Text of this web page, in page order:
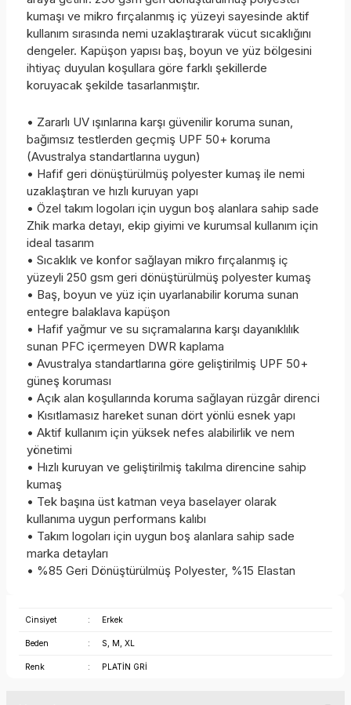
kumaşı ve mikro fırçalanmış iç yüzeyi sayesinde aktif
kullanım sırasında nemi uzaklaştırarak vücut sıcaklığını
dengeler. Kapüşon yapısı baş, boyun ve yüz bölgesini
ihtiyaç duyulan koşullara göre farklı şekillerde
koruyacak şekilde tasarlanmıştır.
• Zararlı UV ışınlarına karşı güvenilir koruma sunan,
bağımsız testlerden geçmiş UPF 50+ koruma
(Avustralya standartlarına uygun)
• Hafif geri dönüştürülmüş polyester kumaş ile nemi
uzaklaştıran ve hızlı kuruyan yapı
• Özel takım logoları için uygun boş alanlara sahip sade
Zhik marka detayı, ekip giyimi ve kurumsal kullanım için
ideal tasarım
• Sıcaklık ve konfor sağlayan mikro fırçalanmış iç
yüzeyli 250 gsm geri dönüştürülmüş polyester kumaş
• Baş, boyun ve yüz için uyarlanabilir koruma sunan
entegre balaklava kapüşon
• Hafif yağmur ve su sıçramalarına karşı dayanıklılık
sunan PFC içermeyen DWR kaplama
• Avustralya standartlarına göre geliştirilmiş UPF 50+
güneş koruması
• Açık alan koşullarında koruma sağlayan rüzgâr direnci
• Kısıtlamasız hareket sunan dört yönlü esnek yapı
• Aktif kullanım için yüksek nefes alabilirlik ve nem
yönetimi
• Hızlı kuruyan ve geliştirilmiş takılma direncine sahip
kumaş
• Tek başına üst katman veya baselayer olarak
kullanıma uygun performans kalıbı
• Takım logoları için uygun boş alanlara sahip sade
marka detayları
• %85 Geri Dönüştürülmüş Polyester, %15 Elastan
Cinsiyet : Erkek
Beden : S, M, XL
Renk : PLATİN GRİ